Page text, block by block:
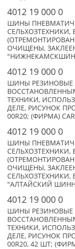
4012 19 000 0
ШИНЫ
ОЧИЩЕНЫ,
4012 19 000 0
ШИНЫ РЕЗИНОВЫЕ
ТЕХНИКИ,
ДЕЛЕ, РИСУНОК
00R20; (ФИРМА)
4012 19 000 0
ШИНЫ
ОЧИЩЕНЫ,
"АЛТАЙСКИЙ
4012 19 000 0
ШИНЫ РЕЗИНОВЫЕ
ТЕХНИКИ,
ДЕЛЕ, РИСУНОК
00R20, 42 ШТ;